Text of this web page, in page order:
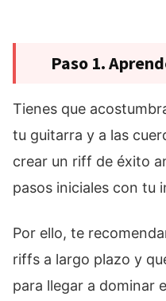
Paso 1.
Tienes que
tu guitarra y a las
crear un riff de éxito
pasos iniciales con tu
Por ello, te
riffs a largo plazo y
para llegar a dominar